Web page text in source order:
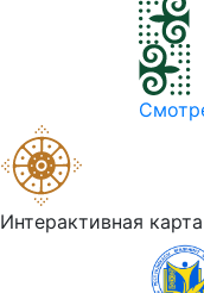
Интерактивная карта